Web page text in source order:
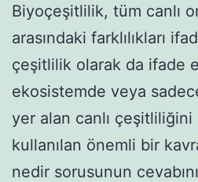
Biyoçeşitlilik, tüm canlı
arasındaki farklılıkları
çeşitlilik olarak da ifade
ekosistemde veya
yer alan canlı
kullanılan önemli bir
nedir sorusunun